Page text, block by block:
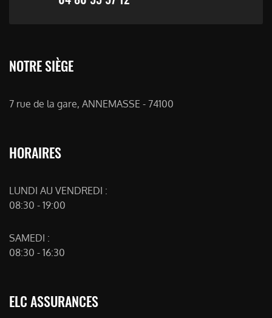
NOTRE SIÈGE
7 rue de la gare, ANNEMASSE - 74100
HORAIRES
LUNDI AU VENDREDI :
08:30 - 19:00
SAMEDI :
08:30 - 16:30
ELC ASSURANCES